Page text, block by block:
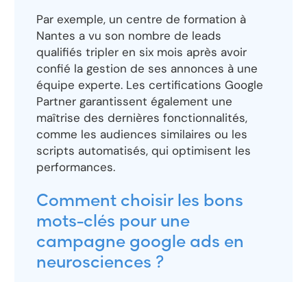
Par exemple, un centre de formation à
Nantes a vu son nombre de leads
qualifiés tripler en six mois après avoir
confié la gestion de ses annonces à une
équipe experte. Les certifications Google
Partner garantissent également une
maîtrise des dernières fonctionnalités,
comme les audiences similaires ou les
scripts automatisés, qui optimisent les
performances.
Comment choisir les bons
mots-clés pour une
campagne google ads en
neurosciences ?